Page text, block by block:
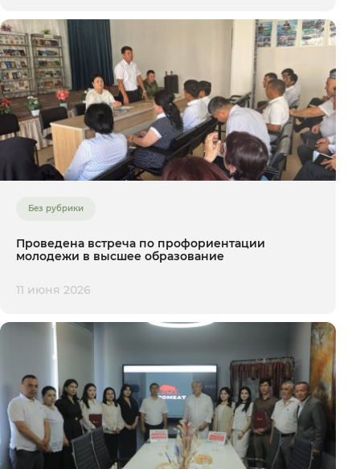
Без рубрики
Проведена встреча по профориентации
молодежи в высшее образование
11 июня 2026